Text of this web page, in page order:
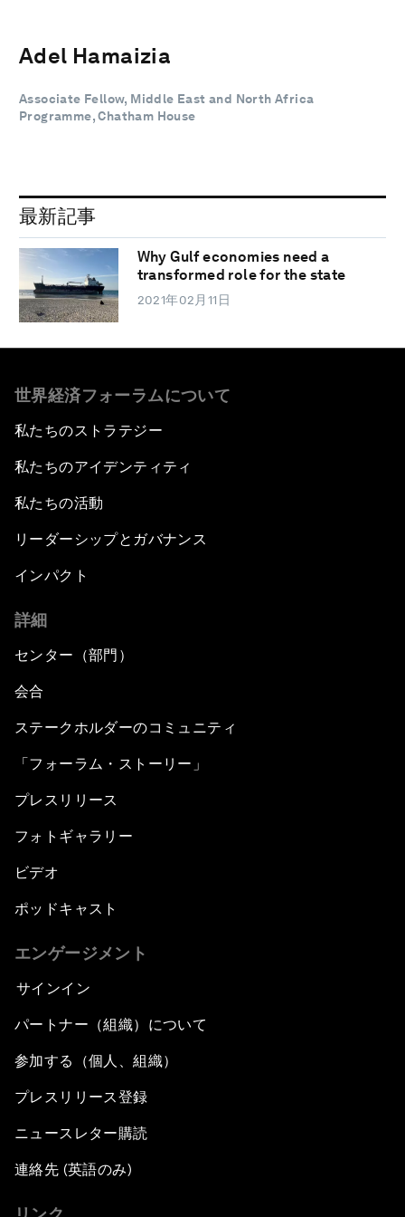
Adel Hamaizia
Associate Fellow, Middle East and North Africa
Programme, Chatham House
最新記事
Why Gulf economies need a
transformed role for the state
2021年02月11日
世界経済フォーラムについて
私たちのストラテジー
私たちのアイデンティティ
私たちの活動
リーダーシップとガバナンス
インパクト
詳細
センター（部門）
会合
ステークホルダーのコミュニティ
「フォーラム・ストーリー」
プレスリリース
フォトギャラリー
ビデオ
ポッドキャスト
エンゲージメント
サインイン
パートナー（組織）について
参加する（個人、組織）
プレスリリース登録
ニュースレター購読
連絡先 (英語のみ)